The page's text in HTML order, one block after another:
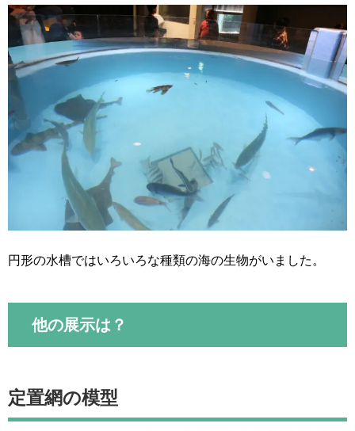
円形の水槽ではいろいろな種類の海の生物がいました。
他の展示は？
定置網の模型